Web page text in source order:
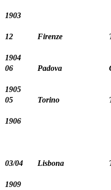
1903
12 Firenze
1904
06
Padova
1905
05
Torino
1906
03/04 Lisbona
1909